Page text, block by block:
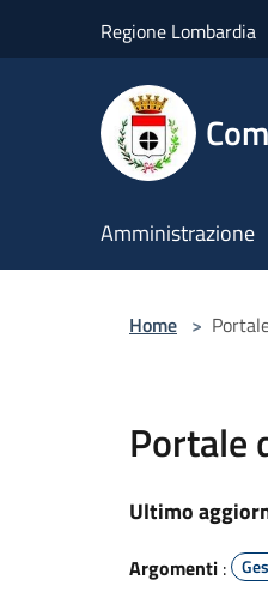
Regione Lombardia
Amministrazione
Home >
Portale
Ultimo
Argomenti :